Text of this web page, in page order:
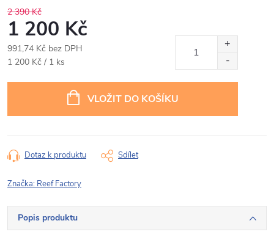
2 390 Kč
1 200 Kč
991,74 Kč bez DPH
Měrná
1 200 Kč / 1 ks
VLOŽIT DO KOŠÍKU
Dotaz k produktu Sdílet
Značka: Reef Factory
Popis produktu